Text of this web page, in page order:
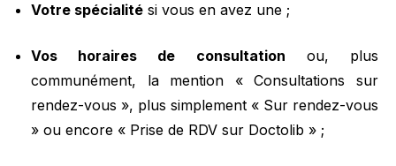
Votre spécialité si vous en avez une ;
Vos horaires de consultation ou, plus
communément, la mention « Consultations sur
rendez-vous », plus simplement « Sur rendez-vous
» ou encore « Prise de RDV sur Doctolib » ;